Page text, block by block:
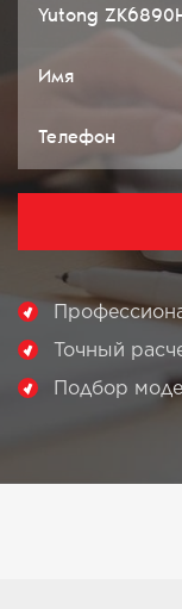
Точный
Подбор